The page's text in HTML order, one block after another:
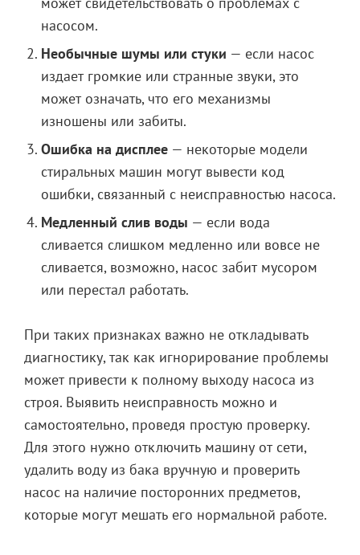
насосом.
Необычные шумы или стуки — если насос
издает громкие или странные звуки, это
может означать, что его механизмы
изношены или забиты.
Ошибка на дисплее — некоторые модели
стиральных машин могут вывести код
ошибки, связанный с неисправностью насоса.
Медленный слив воды — если вода
сливается слишком медленно или вовсе не
сливается, возможно, насос забит мусором
или перестал работать.
При таких признаках важно не откладывать
диагностику, так как игнорирование проблемы
может привести к полному выходу насоса из
строя. Выявить неисправность можно и
самостоятельно, проведя простую проверку.
Для этого нужно отключить машину от сети,
удалить воду из бака вручную и проверить
насос на наличие посторонних предметов,
которые могут мешать его нормальной работе.